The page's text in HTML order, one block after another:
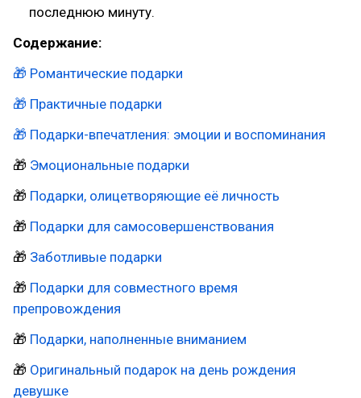
последнюю минуту.
Содержание:
🎁 Романтические подарки
🎁 Практичные подарки
🎁 Подарки-впечатления: эмоции и воспоминания
🎁 Эмоциональные подарки
🎁 Подарки, олицетворяющие её личность
🎁 Подарки для самосовершенствования
🎁 Заботливые подарки
🎁 Подарки для совместного время
препровождения
🎁 Подарки, наполненные вниманием
🎁 Оригинальный подарок на день рождения
девушке